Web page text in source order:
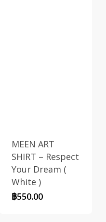
MEEN ART
SHIRT – Respect
Your Dream (
White )
฿550.00